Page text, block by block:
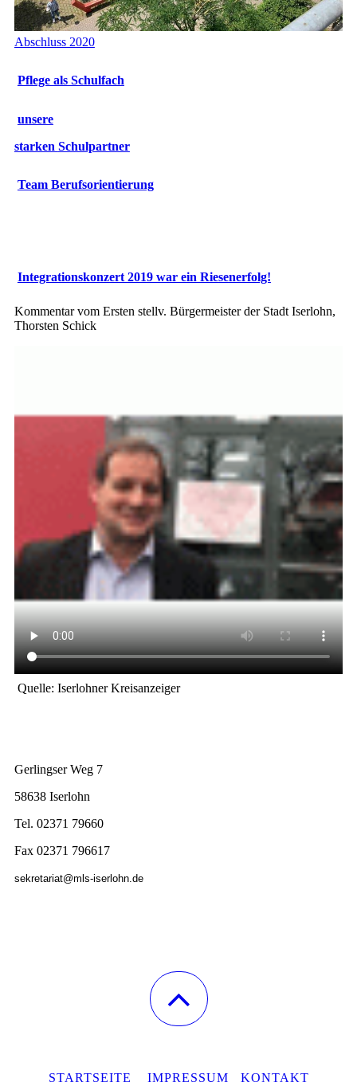
Abschluss 2020
Pflege als Schulfach
unsere
starken Schulpartner
Team Berufsorientierung
Integrationskonzert 2019 war ein Riesenerfolg!
Kommentar vom Ersten stellv. Bürgermeister der Stadt Iserlohn,
Thorsten Schick
Quelle: Iserlohner Kreisanzeiger
Gerlingser Weg 7
58638 Iserlohn
Tel. 02371 79660
Fax 02371 796617
sekretariat@mls-iserlohn.de
STARTSEITE IMPRESSUM KONTAKT